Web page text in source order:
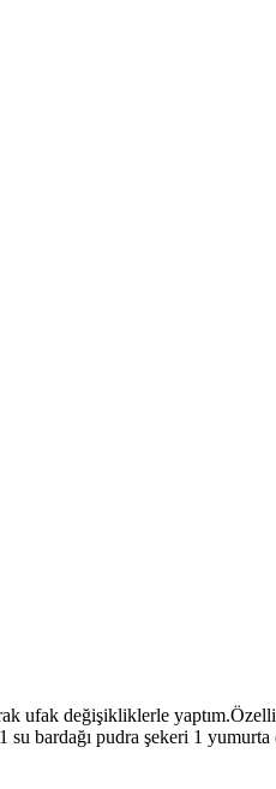
ufak değişikliklerle
bardağı pudra şekeri 1 yumurta